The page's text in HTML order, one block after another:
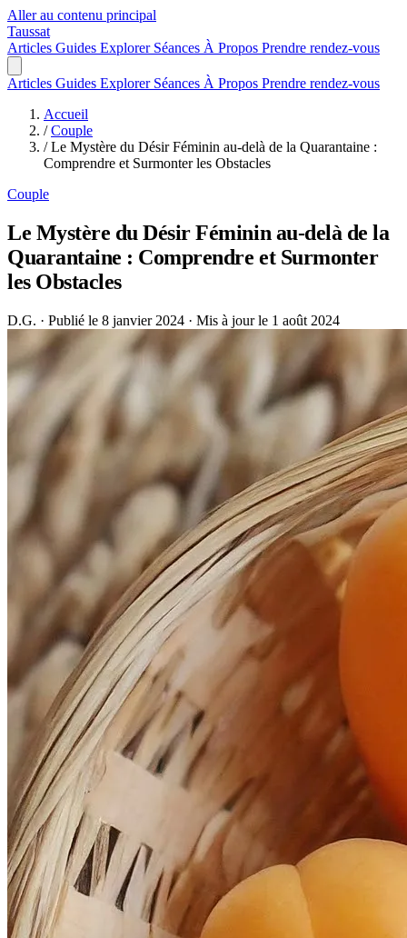
Aller au contenu principal
Taussat
Articles Guides Explorer Séances À Propos Prendre rendez-vous
Articles Guides Explorer Séances À Propos Prendre rendez-vous
Accueil
/ Couple
/ Le Mystère du Désir Féminin au-delà de la Quarantaine :
Comprendre et Surmonter les Obstacles
Couple
Le Mystère du Désir Féminin au-delà de la
Quarantaine : Comprendre et Surmonter
les Obstacles
D.G. · Publié le 8 janvier 2024 · Mis à jour le 1 août 2024